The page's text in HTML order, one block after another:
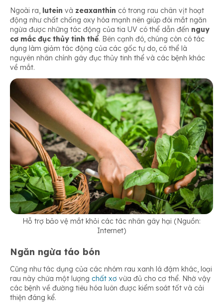
Ngoài ra, lutein và zeaxanthin có trong rau chân vịt hoạt
động như chất chống oxy hóa mạnh nên giúp đôi mắt ngăn
ngừa được những tác động của tia UV có thể dẫn đến nguy
cơ mắc đục thủy tinh thể. Bên cạnh đó, chúng còn có tác
dụng làm giảm tác động của các gốc tự do, có thể là
nguyên nhân chính gây đục thủy tinh thể và các bệnh khác
về mắt.
Hỗ trợ bảo vệ mắt khỏi các tác nhân gây hại (Nguồn:
Internet)
Ngăn ngừa táo bón
Cũng như tác dụng của các nhóm rau xanh lá đậm khác, loại
rau này chứa một lượng chất xơ vừa đủ cho cơ thể. Nhờ vậy
các bệnh về đường tiêu hóa luôn được kiểm soát tốt và cải
thiện đáng kể.